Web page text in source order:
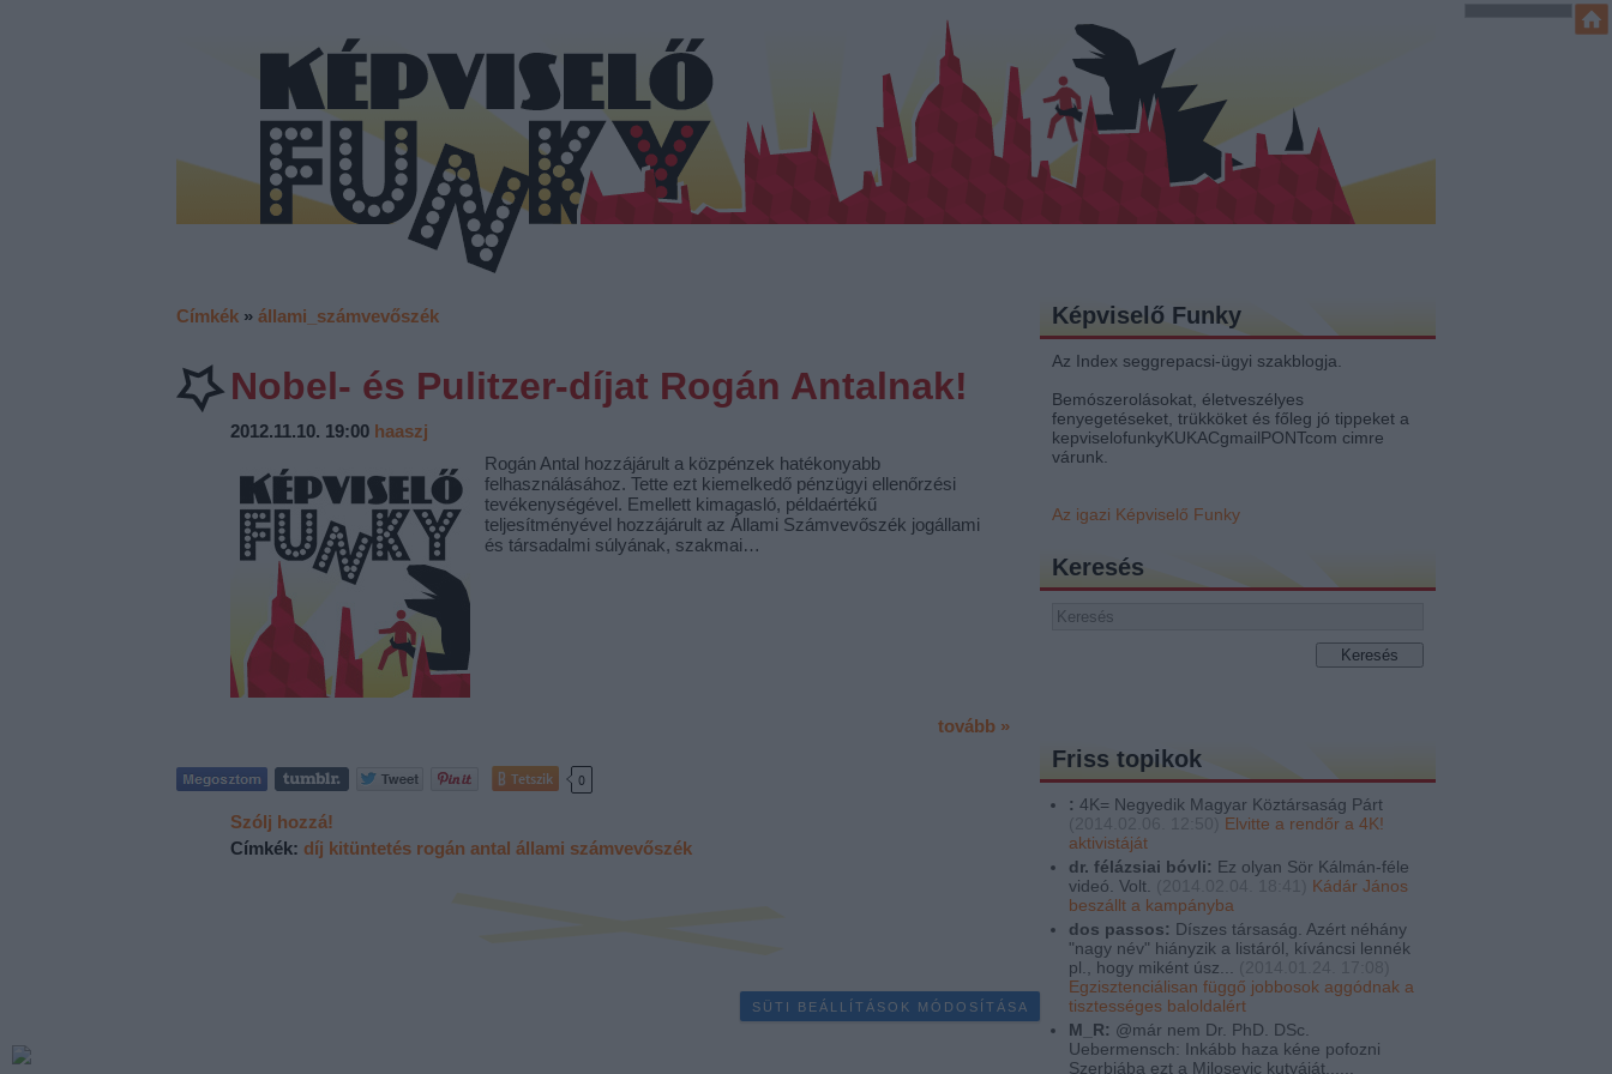
Képviselő Funky
Az Index seggrepacsi-ügyi szakblogja.
Bemószerolásokat, életveszélyes
fenyegetéseket, trükköket és főleg jó tippeket a
kepviselofunkyKUKACgmailPONTcom cimre
várunk.
Az igazi Képviselő Funky
Keresés
Friss topikok
: 4K= Negyedik Magyar Köztársaság Párt
Elvitte a rendőr a 4K!
aktivistáját
dr. félázsiai bóvli: Ez olyan Sör Kálmán-féle
videó. Volt.
Kádár János
beszállt a kampányba
dos passos: Díszes társaság. Azért néhány
"nagy név" hiányzik a listáról, kíváncsi lennék
pl., hogy miként úsz...
Egzisztenciálisan függő jobbosok aggódnak a
tisztességes baloldalért
M_R: @már nem Dr. PhD. DSc.
Uebermensch: Inkább haza kéne pofozni
Szerbiába ezt a Milosevic kutyáját......
Címkék » állami_számvevőszék
Nobel- és Pulitzer-díjat Rogán Antalnak!
2012.11.10. 19:00 haaszj
Rogán Antal hozzájárult a közpénzek hatékonyabb
felhasználásához. Tette ezt kiemelkedő pénzügyi ellenőrzési
tevékenységével. Emellett kimagasló, példaértékű
teljesítményével hozzájárult az Állami Számvevőszék jogállami
és társadalmi súlyának, szakmai…
tovább »
Tetszik 0
Szólj hozzá!
Címkék: díj kitüntetés rogán antal állami számvevőszék
SÜTI BEÁLLÍTÁSOK MÓDOSÍTÁSA